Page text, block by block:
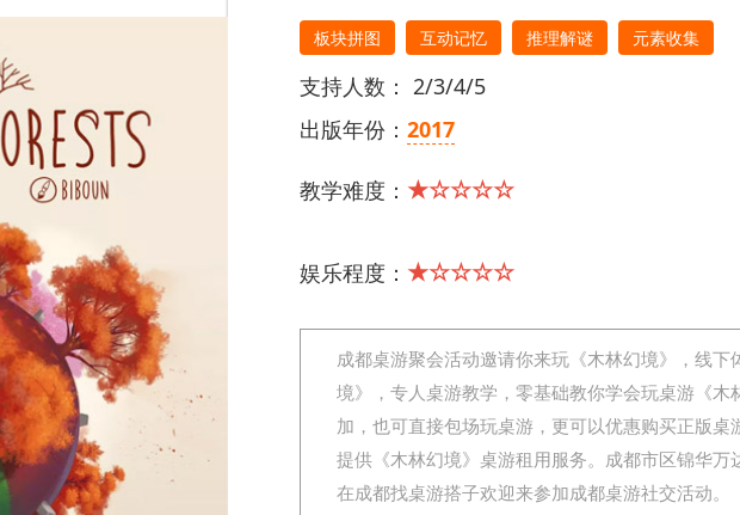
板块拼图 互动记忆 推理解谜 元素收集
支持人数： 2/3/4/5
出版年份： 2017
教学难度： ★☆☆☆☆
娱乐程度： ★☆☆☆☆
成都桌游聚会活动邀请你来玩《木林幻境》，线下
境》，专人桌游教学，零基础教你学会玩桌游《木
加，也可直接包场玩桌游，更可以优惠购买正版桌
提供《木林幻境》桌游租用服务。成都市区锦华万
在成都找桌游搭子欢迎来参加成都桌游社交活动。